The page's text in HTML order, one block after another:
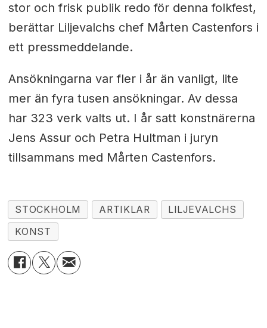
stor och frisk publik redo för denna folkfest,
berättar Liljevalchs chef Mårten Castenfors i
ett pressmeddelande.
Ansökningarna var fler i år än vanligt, lite
mer än fyra tusen ansökningar. Av dessa
har 323 verk valts ut. I år satt konstnärerna
Jens Assur och Petra Hultman i juryn
tillsammans med Mårten Castenfors.
STOCKHOLM ARTIKLAR
LILJEVALCHS
KONST